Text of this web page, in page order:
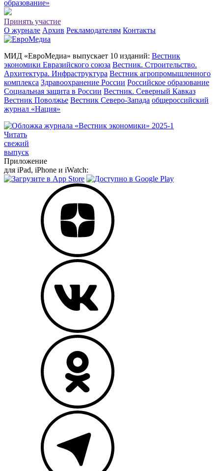
образование»
Принять участие
О журнале Архив Рекламодателям Контакты
МИД «ЕвроМедиа» выпускает 10 изданий: Вестник
экономики Евразийского союза Вестник. Строительство.
Архитектура. Инфраструктура Вестник агропромышленного
комплекса Здравоохранение России Российское образование
Социальная защита в России Вестник. Северный Кавказ
Вестник Поволжье Вестник Северо-Запада общероссийский
журнал «Нация»
Читать
свежий
выпуск
Приложение
для iPad, iPhone и iWatch: